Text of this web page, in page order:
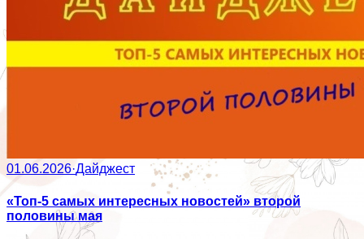
01.06.2026·Дайджест
«Топ-5 самых интересных новостей» второй
половины мая